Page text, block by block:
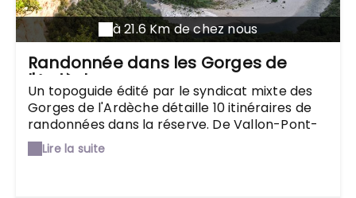
à 21.6 Km de chez nous
Randonnée dans les Gorges de
l'Ardèche
Un topoguide édité par le syndicat mixte des
Gorges de l'Ardèche détaille 10 itinéraires de
randonnées dans la réserve. De Vallon-Pont-
d'Arc à Saint-Martin d'Ardèche, les sentiers
offrent des points de vue sur les Gorges et les
Lire la suite